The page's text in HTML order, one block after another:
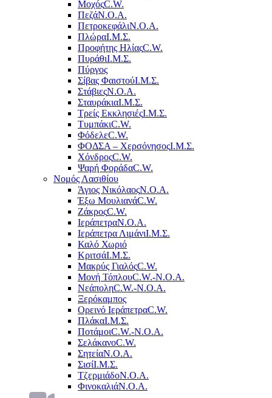
ΜοχόςC.W.
ΠεζάΝ.Ο.Α.
ΠετροκεφάλιΝ.Ο.Α.
ΠλώραΙ.Μ.Σ.
Προφήτης ΗλίαςC.W.
ΠυράθιΙ.Μ.Σ.
Πύργος
Σίβας ΦαιστούΙ.Μ.Σ.
ΣτάβιεςΝ.Ο.Α.
ΣταυράκιαΙ.Μ.Σ.
Τρείς ΕκκλησιέςΙ.Μ.Σ.
ΤυμπάκιC.W.
ΦόδελεC.W.
ΦΟΔΣΑ – ΧερσόνησοςΙ.Μ.Σ.
ΧόνδροςC.W.
Ψαρή ΦοράδαC.W.
Νομός Λασιθίου
Άγιος ΝικόλαοςΝ.Ο.Α.
Έξω ΜουλιανάC.W.
ΖάκροςC.W.
ΙεράπετραΝ.Ο.Α.
Ιεράπετρα ΛιμάνιΙ.Μ.Σ.
Καλό Χωριό
ΚριτσάΙ.Μ.Σ.
Μακρύς ΓιαλόςC.W.
Μονή ΤόπλουC.W.-Ν.Ο.Α.
ΝεάποληC.W.-Ν.Ο.Α.
Ξερόκαμπος
Ορεινό ΙεράπετραC.W.
ΠλάκαΙ.Μ.Σ.
ΠοτάμοιC.W.-Ν.Ο.Α.
ΣελάκανοC.W.
ΣητείαΝ.Ο.Α.
ΣισίΙ.Μ.Σ.
ΤζερμιάδοΝ.Ο.Α.
ΦινοκαλιάΝ.Ο.Α.